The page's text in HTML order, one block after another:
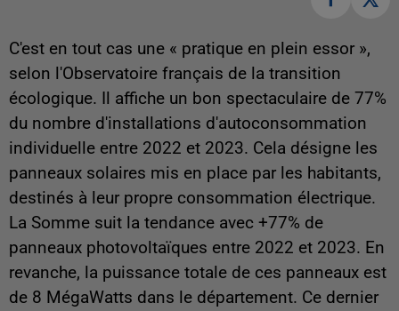
C'est en tout cas une « pratique en plein essor »,
selon l'Observatoire français de la transition
écologique. Il affiche un bon spectaculaire de 77%
du nombre d'installations d'autoconsommation
individuelle entre 2022 et 2023. Cela désigne les
panneaux solaires mis en place par les habitants,
destinés à leur propre consommation électrique.
La Somme suit la tendance avec +77% de
panneaux photovoltaïques entre 2022 et 2023. En
revanche, la puissance totale de ces panneaux est
de 8 MégaWatts dans le département. Ce dernier